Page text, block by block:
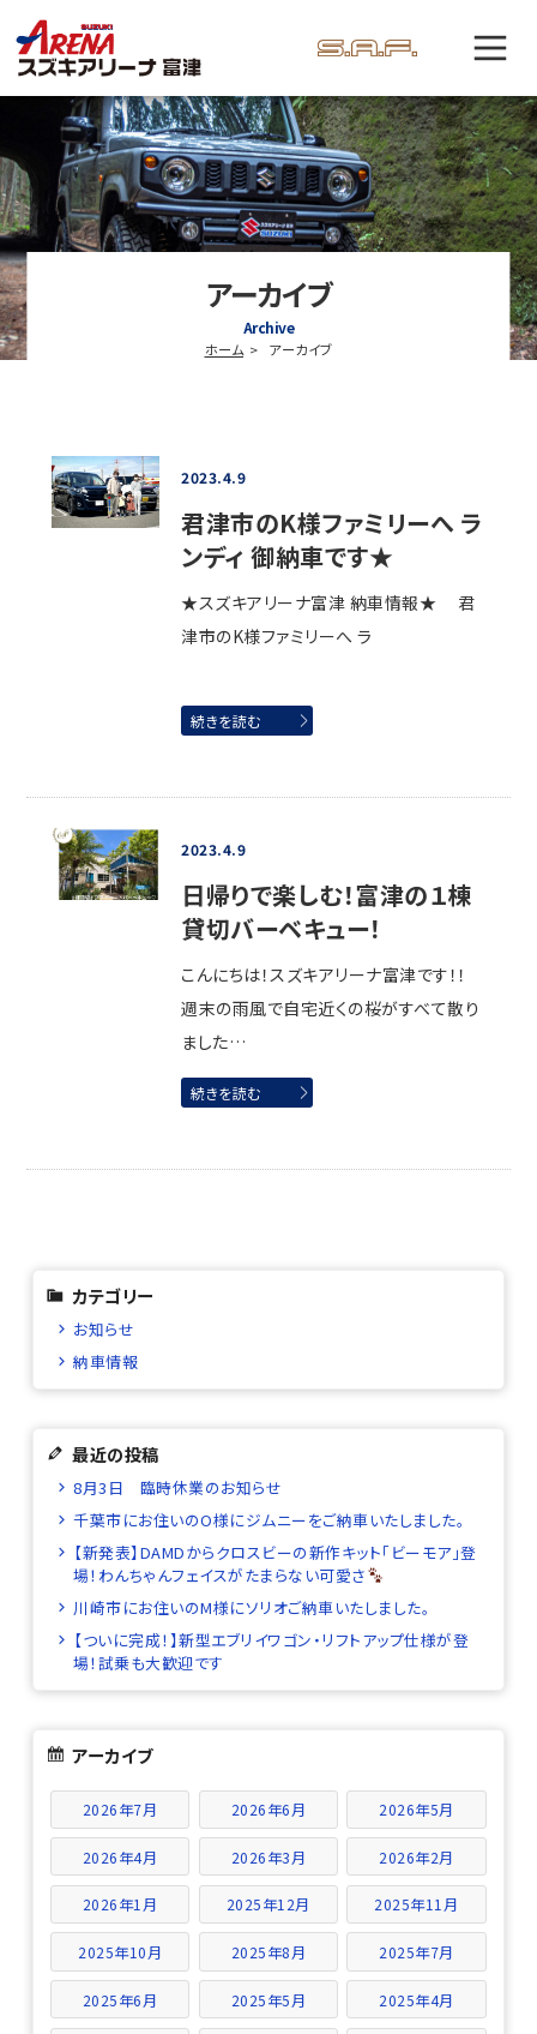
アーカイブ
Archive
ホーム アーカイブ
2023.4.9
君津市のK様ファミリーへ ラ
ンディ 御納車です★
★スズキアリーナ富津 納車情報★ 君
津市のK様ファミリーへ ラ
続きを読む
2023.4.9
日帰りで楽しむ！富津の１棟
貸切バーベキュー！
こんにちは！スズキアリーナ富津です！！
週末の雨風で自宅近くの桜がすべて散り
ました…
続きを読む
カテゴリー
お知らせ
納車情報
最近の投稿
8月3日 臨時休業のお知らせ
千葉市にお住いのO様にジムニーをご納車いたしました。
【新発表】DAMDからクロスビーの新作キット「ビーモア」登
場！わんちゃんフェイスがたまらない可愛さ
川崎市にお住いのM様にソリオご納車いたしました。
【ついに完成！】新型エブリイワゴン・リフトアップ仕様が登
場！試乗も大歓迎です
アーカイブ
2026年7月 2026年6月 2026年5月
2026年4月 2026年3月 2026年2月
2026年1月 2025年12月 2025年11月
2025年10月 2025年8月 2025年7月
2025年6月 2025年5月 2025年4月